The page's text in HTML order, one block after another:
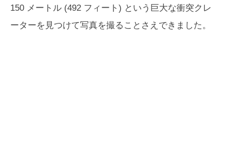
150 メートル (492 フィート) という巨大な衝突クレ
ーターを見つけて写真を撮ることさえできました。